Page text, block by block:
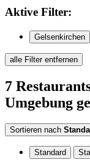
Aktive Filter:
Gelsenkirchen
alle Filter entfernen
7
Umgebung
Sortieren nach
Standard